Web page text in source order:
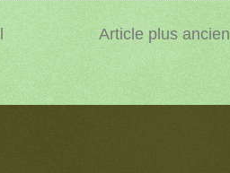
Article plus ancien